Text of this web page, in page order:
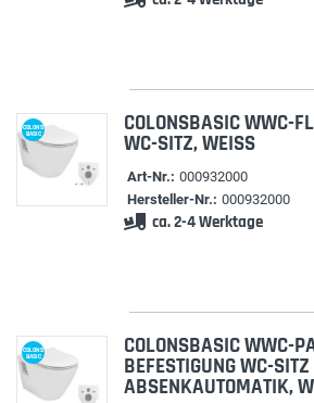
COLONS
BASIC COLONSBASIC WWC-
WC-SITZ, WEISS
Art-Nr.: 000932000
Hersteller-Nr.: 000932000
ca. 2-4 Werktage
COLONS
BASIC COLONSBASIC WWC-
BEFESTIGUNG WC-
ABSENKAUTOMATIK,